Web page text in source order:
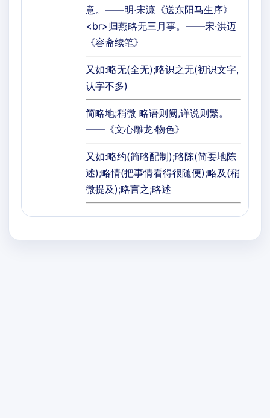
意。——明·宋濂《送东阳马生序》
<br>归燕略无三月事。——宋·洪迈
《容斋续笔》
又如:略无(全无);略识之无(初识文字,
认字不多)
简略地;稍微 略语则阙,详说则繁。
——《文心雕龙·物色》
又如:略约(简略配制);略陈(简要地陈
述);略情(把事情看得很随便);略及(稍
微提及);略言之;略述